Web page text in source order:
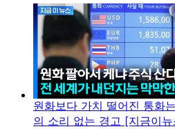
원화보다 가치 떨어진 통화
의 소리 없는 경고 [지금이뉴